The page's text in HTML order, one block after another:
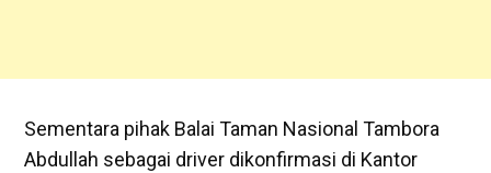
Sementara pihak Balai Taman Nasional Tambora
Abdullah sebagai driver dikonfirmasi di Kantor